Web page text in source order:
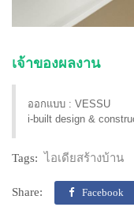
เจ้าของผลงาน
ออกแบบ​ : VESSU
i-built​ design​ &​
Tags: ไอเดียสร้างบ้าน
Share: Facebook